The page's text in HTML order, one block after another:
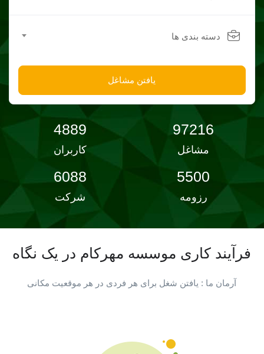
دسته بندی ها
یافتن مشاغل
مشاغل
97216
کاربران
4889
رزومه
5500
شرکت
6088
فرآیند کاری موسسه مهرکام در یک نگاه
آرمان ما : یافتن شغل برای هر فردی در هر موقعیت مکانی